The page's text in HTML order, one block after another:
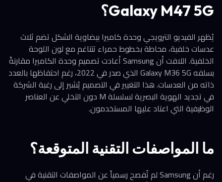
Galaxy M47 5G؟
يُظهر الفيديو الترويجي وحدة كاميرا بيضاوية الشكل تضم ثلاث
عدسات خلفية، محاطة بخطوط حمراء تتناغم مع لون اللوحة
الخلفية. اللافت أن Samsung أعادت تصميم وحدة الكاميرا مقارنةً
بسلفه Galaxy M36 5G الذي صدر في 2022، رغم احتفاظها بالعدد
ذاته من العدسات. هذا التغيير في التصميم يُشير إلى رغبة الشركة
في تجديد الهوية البصرية لسلسلة M دون التخلي عن العناصر
الوظيفية التي اعتاد عليها المستخدمون.
ما المواصفات التقنية المتوقعة؟
رغم أن Samsung لم تُفصح رسمياً عن المواصفات التقنية في